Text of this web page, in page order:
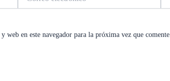
electrónico*
en este navegador para la próxima vez que comente.